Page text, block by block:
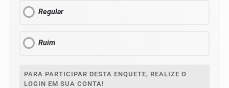
Regular
Ruim
PARA PARTICIPAR DESTA ENQUETE, REALIZE O
LOGIN EM SUA CONTA!